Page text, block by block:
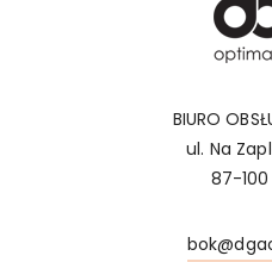
BIURO
ul. Na
87-